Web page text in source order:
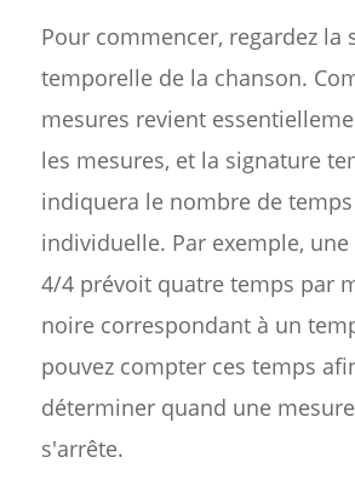
Pour commencer, regardez la
temporelle de la chanson.
mesures revient
les mesures, et la signature
indiquera le nombre de
individuelle. Par exemple,
4/4 prévoit quatre temps par
noire correspondant à un
pouvez compter ces temps
déterminer quand une
s'arrête.